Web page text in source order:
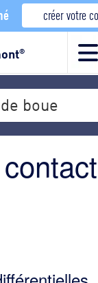
créer votre
®
boue